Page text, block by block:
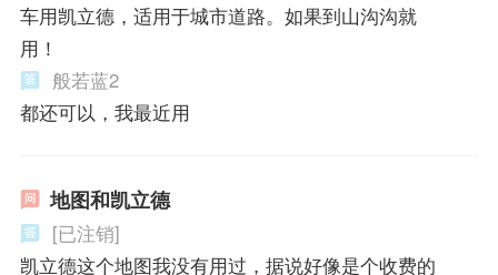
车用凯立德，适用于城市道路。如果到山沟沟就
用！
般若蓝2
都还可以，我最近用
地图和凯立德
[已注销]
凯立德这个地图我没有用过，据说好像是个收费的